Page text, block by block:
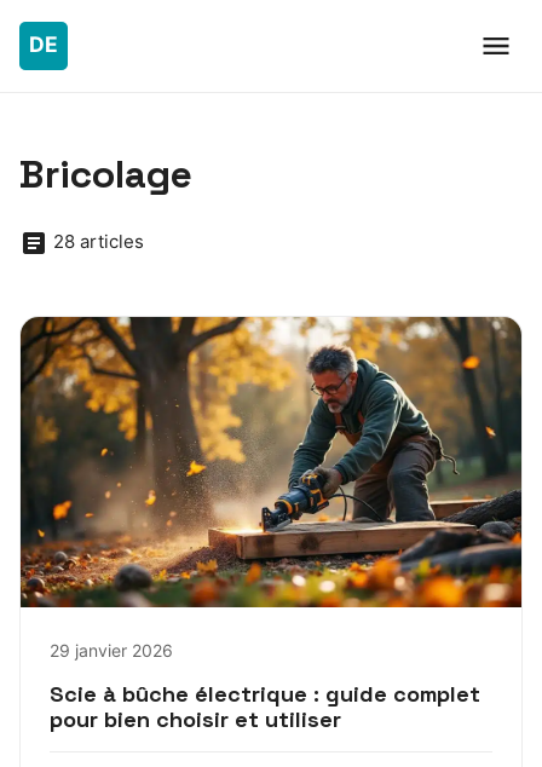
Bricolage
28 articles
29 janvier 2026
Scie à bûche électrique : guide complet
pour bien choisir et utiliser